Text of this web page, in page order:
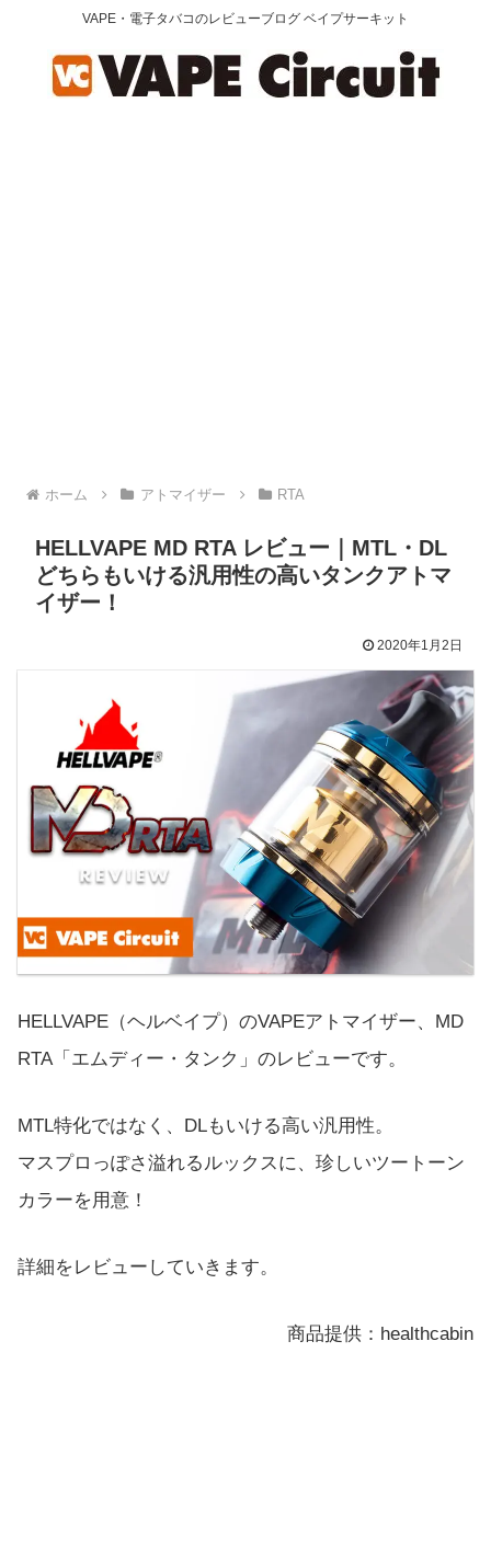
VAPE・電子タバコのレビューブログ ベイプサーキット
ホーム アトマイザー RTA
HELLVAPE MD RTA レビュー｜MTL・DL
どちらもいける汎用性の高いタンクアトマ
イザー！
2020年1月2日
HELLVAPE（ヘルベイプ）のVAPEアトマイザー、MD
RTA「エムディー・タンク」のレビューです。
MTL特化ではなく、DLもいける高い汎用性。
マスプロっぽさ溢れるルックスに、珍しいツートーン
カラーを用意！
詳細をレビューしていきます。
商品提供：healthcabin